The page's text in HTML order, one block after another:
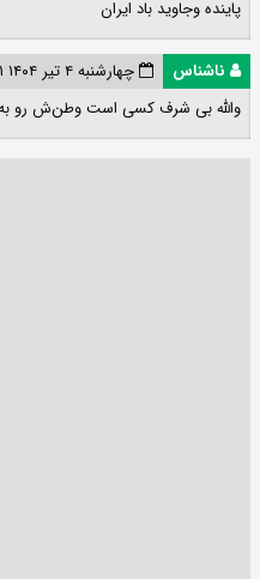
پاینده وجاوید باد ایران
ناشناس
چهارشنبه ۴ تیر ۱۴۰۴ ۱۸:۰۴:۲۱
والله بی شرف کسی است وطن‌ش رو